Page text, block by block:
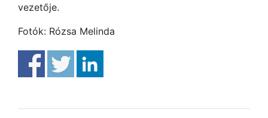
vezetője.
Fotók: Rózsa Melinda